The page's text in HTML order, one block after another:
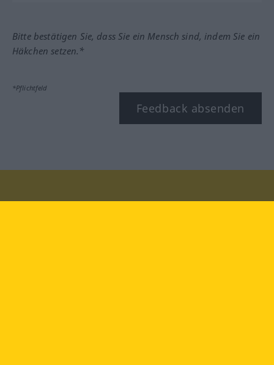
Bitte bestätigen Sie, dass Sie ein Mensch sind, indem Sie ein
Häkchen setzen.*
*Pflichtfeld
Feedback absenden